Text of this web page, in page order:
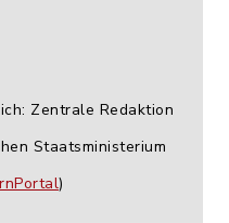
Zentrale Redaktion
Staatsministerium
)